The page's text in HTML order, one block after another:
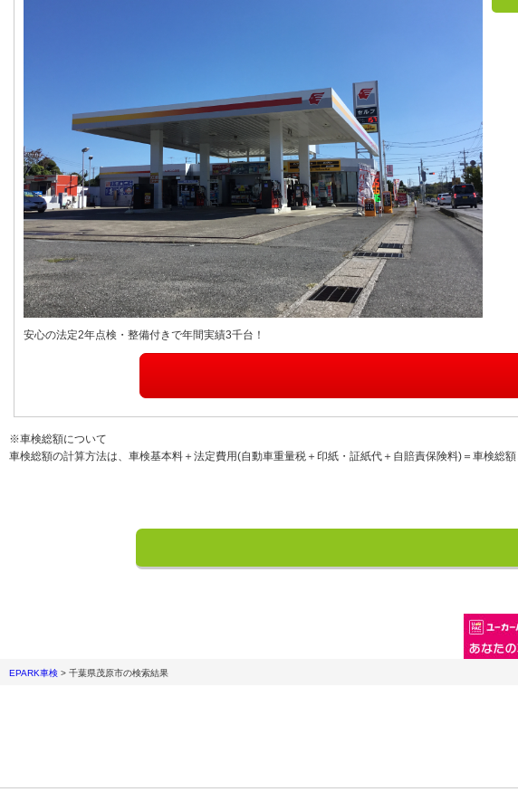
安心の法定2年点検・整備付きで年間実績3千台！
※車検総額について
車検総額の計算方法は、車検基本料＋法定費用(自動車重量税＋印紙・証紙代＋自賠責保険料)＝車検総
EPARK車検 > 千葉県茂原市の検索結果